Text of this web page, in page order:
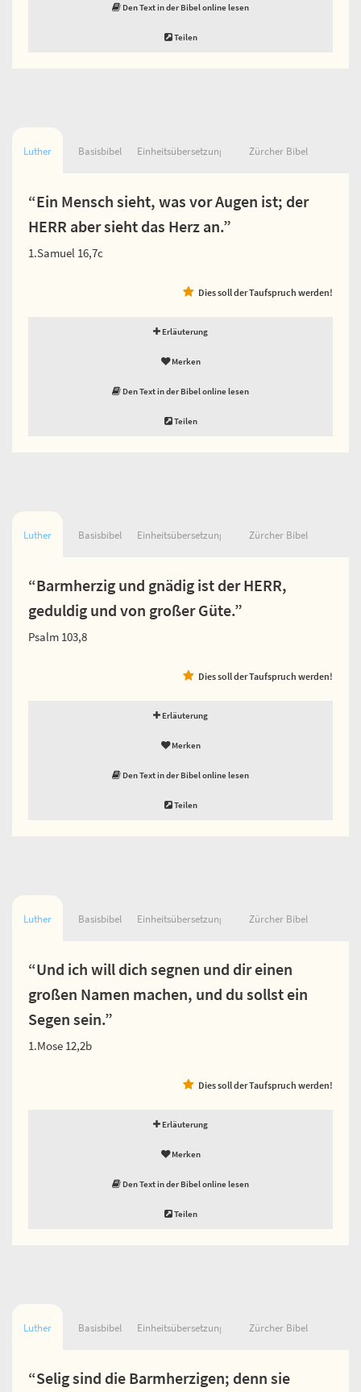
Den Text in der Bibel online lesen
Teilen
Luther Basisbibel Einheitsübersetzung Zürcher Bibel
“Ein Mensch sieht, was vor Augen ist; der
HERR aber sieht das Herz an.”
1.Samuel 16,7c
Dies soll der Taufspruch werden!
Erläuterung
Merken
Den Text in der Bibel online lesen
Teilen
Luther Basisbibel Einheitsübersetzung Zürcher Bibel
“Barmherzig und gnädig ist der HERR,
geduldig und von großer Güte.”
Psalm 103,8
Dies soll der Taufspruch werden!
Erläuterung
Merken
Den Text in der Bibel online lesen
Teilen
Luther Basisbibel Einheitsübersetzung Zürcher Bibel
“Und ich will dich segnen und dir einen
großen Namen machen, und du sollst ein
Segen sein.”
1.Mose 12,2b
Dies soll der Taufspruch werden!
Erläuterung
Merken
Den Text in der Bibel online lesen
Teilen
Luther Basisbibel Einheitsübersetzung Zürcher Bibel
“Selig sind die Barmherzigen; denn sie